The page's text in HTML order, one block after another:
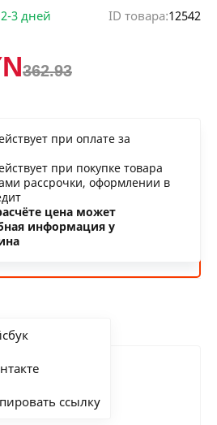
3 дней
ID товара:12542
362.93
при оплате за
при покупке товара
рассрочки, оформлении в
цена может
информация у
ссылку